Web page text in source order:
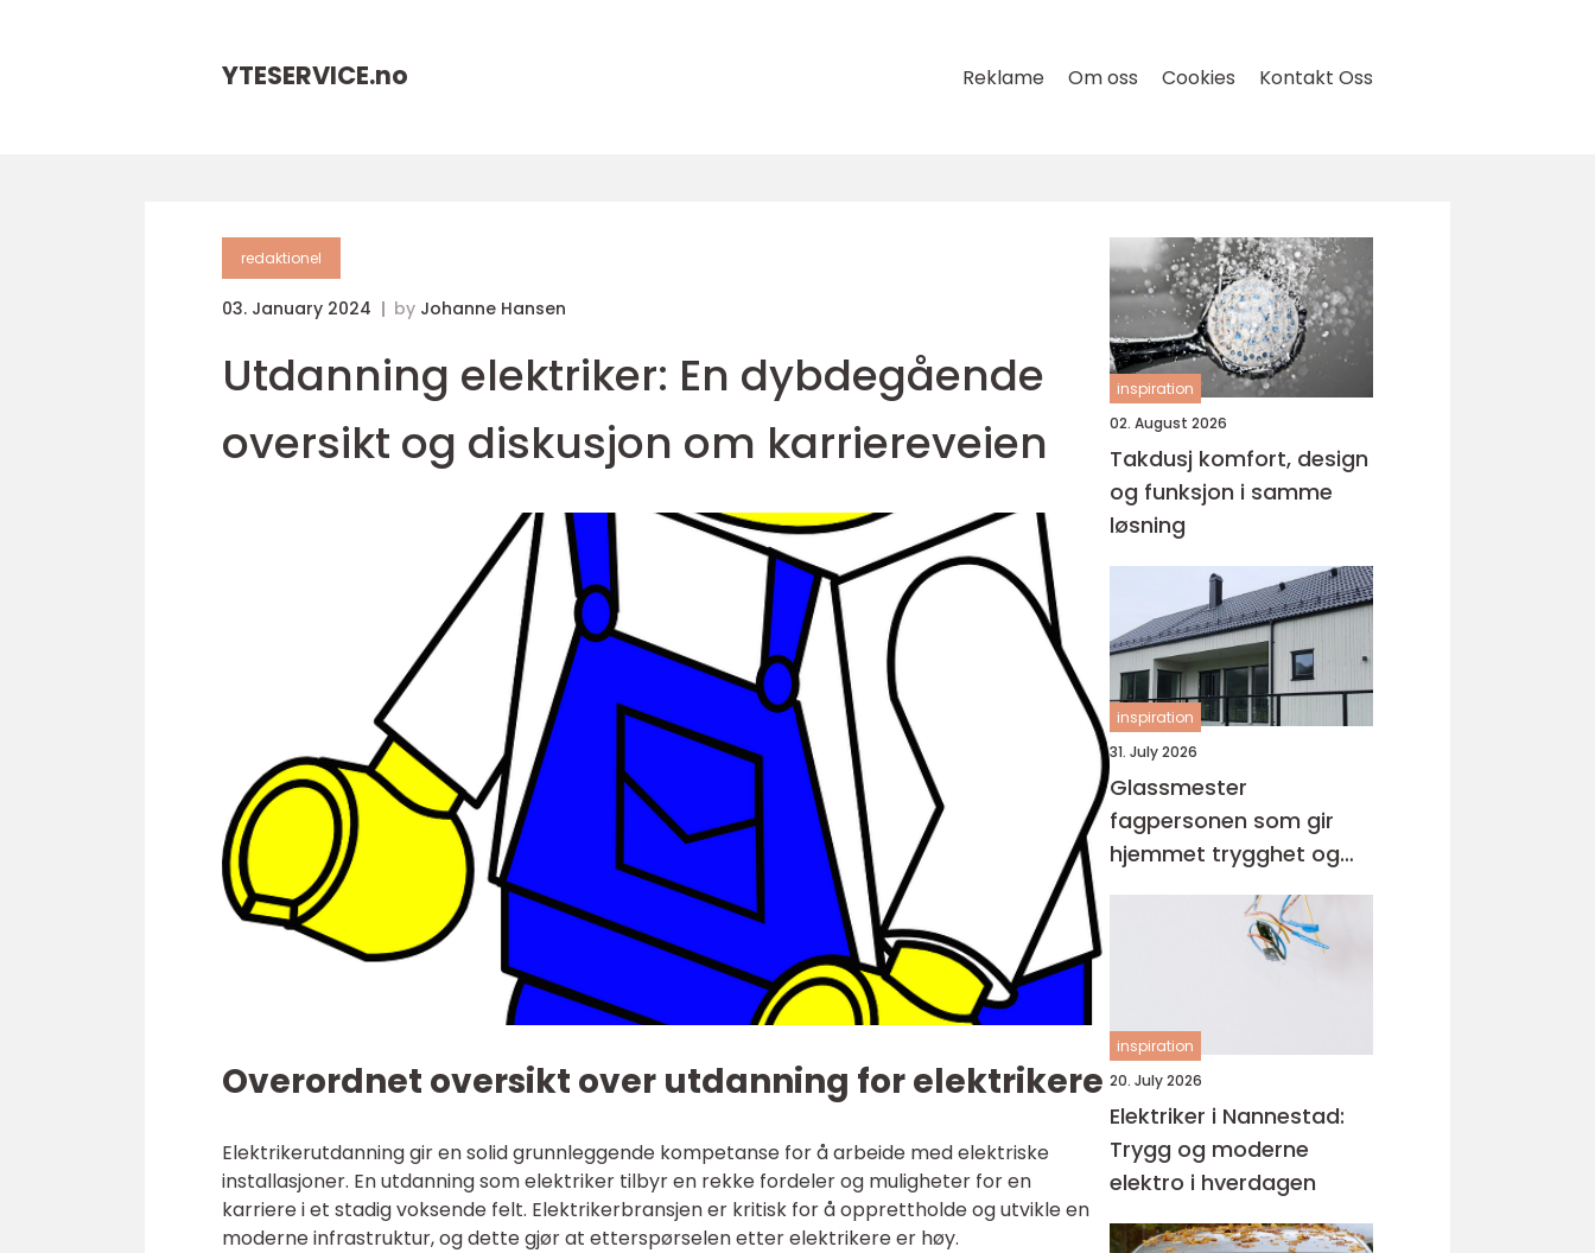
YTESERVICE.no Reklame Om oss Cookies Kontakt Oss
redaktionel
03. January 2024 by Johanne Hansen
Utdanning elektriker: En dybdegående
oversikt og diskusjon om karriereveien
Overordnet oversikt over utdanning for elektrikere
Elektrikerutdanning gir en solid grunnleggende kompetanse for å arbeide med elektriske
installasjoner. En utdanning som elektriker tilbyr en rekke fordeler og muligheter for en
karriere i et stadig voksende felt. Elektrikerbransjen er kritisk for å opprettholde og utvikle en
moderne infrastruktur, og dette gjør at etterspørselen etter elektrikere er høy.
inspiration
02. August 2026
Takdusj komfort, design
og funksjon i samme
løsning
inspiration
31. July 2026
Glassmester
fagpersonen som gir
hjemmet trygghet og
lys
inspiration
20. July 2026
Elektriker i Nannestad:
Trygg og moderne
elektro i hverdagen